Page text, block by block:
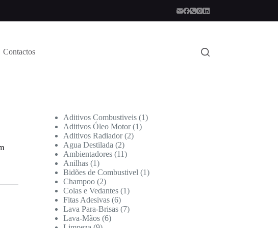
Contactos
Aditivos Combustiveis 1
Aditivos Óleo Motor 1
Aditivos Radiador 2
Agua Destilada
2
Ambientadores 11
Anilhas 1
Bidões de Combustivel
1
Champoo 2
Colas e Vedantes 1
Fitas Adesivas 6
Lava Para-Brisas 7
Lava-Mãos 6